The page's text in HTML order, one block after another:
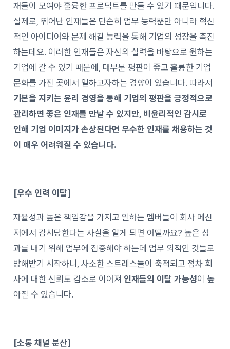
재들이 모여야 훌륭한 프로덕트를 만들 수 있기 때문입니다.
실제로, 뛰어난 인재들은 단순히 업무 능력뿐만 아니라 혁신
적인 아이디어와 문제 해결 능력을 통해 기업의 성장을 촉진
하는데요. 이러한 인재들은 자신의 실력을 바탕으로 원하는
기업에 갈 수 있기 때문에, 대부분 평판이 좋고 훌륭한 기업
문화를 가진 곳에서 일하고자하는 경향이 있습니다. 따라서
기본을 지키는 윤리 경영을 통해 기업의 평판을 긍정적으로
관리하면 좋은 인재를 만날 수 있지만, 비윤리적인 감시로
인해 기업 이미지가 손상된다면 우수한 인재를 채용하는 것
이 매우 어려워질 수 있습니다.
[우수 인력 이탈]
자율성과 높은 책임감을 가지고 일하는 멤버들이 회사 메신
저에서 감시당한다는 사실을 알게 되면 어떨까요? 높은 성
과를 내기 위해 업무에 집중해야 하는데 업무 외적인 것들로
방해받기 시작하니, 사소한 스트레스들이 축적되고 점차 회
사에 대한 신뢰도 감소로 이어져 인재들의 이탈 가능성이 높
아질 수 있습니다.
[소통 채널 분산]